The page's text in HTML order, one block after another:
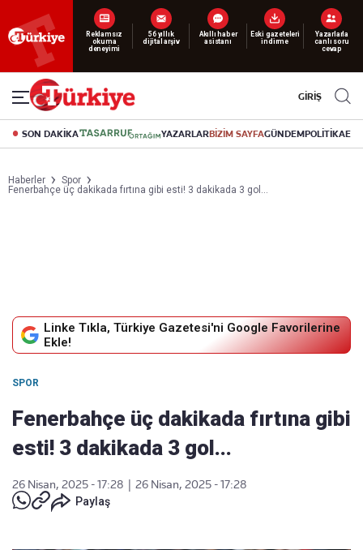
Yeni nesil dijital
abonelik 19 TL’den başlayan fiyatlarla.
GİRİŞ
SON DAKİKA YAZARLARBİZİM SAYFAGÜNDEMPOLİTİKA
Haberler
Spor
Fenerbahçe üç dakikada fırtına gibi esti! 3 dakikada 3 gol...
Linke Tıkla, Türkiye Gazetesi'ni Google Favorilerine
Ekle!
SPOR
Fenerbahçe üç dakikada fırtına gibi
esti! 3 dakikada 3 gol...
26 Nisan, 2025 - 17:28
26 Nisan, 2025 - 17:28
Paylaş